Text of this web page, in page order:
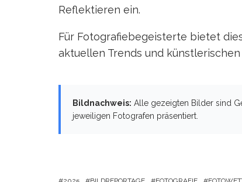
Reflektieren ein.
Für Fotografiebegeisterte bietet
aktuellen Trends und
Bildnachweis: Alle gezeigten Bilder sind
jeweiligen Fotografen präsentiert.